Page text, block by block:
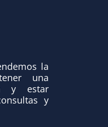
la
una
y estar
y